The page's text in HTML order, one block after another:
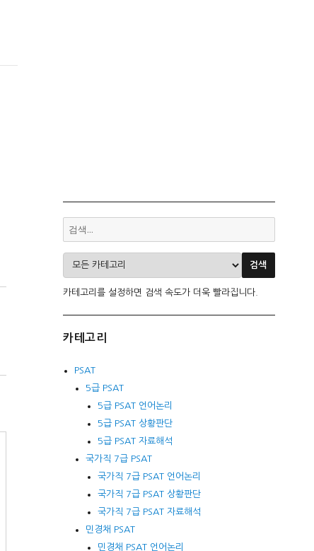
카테고리를 설정하면 검색 속도가 더욱 빨라집니다.
카테고리
PSAT
5급 PSAT
5급 PSAT 언어논리
5급 PSAT 상황판단
5급 PSAT 자료해석
국가직 7급 PSAT
국가직 7급 PSAT 언어논리
국가직 7급 PSAT 상황판단
국가직 7급 PSAT 자료해석
민경채 PSAT
민경채 PSAT 언어논리